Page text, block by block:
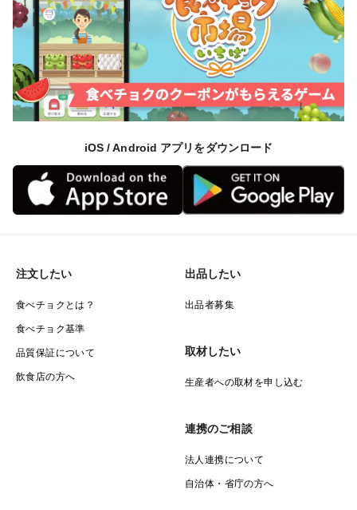
iOS / Android アプリをダウンロード
注文したい
食べチョクとは？
食べチョク基準
品質保証について
飲食店の方へ
出品したい
出品者募集
取材したい
生産者への取材を申し込む
連携のご相談
法人連携について
自治体・省庁の方へ